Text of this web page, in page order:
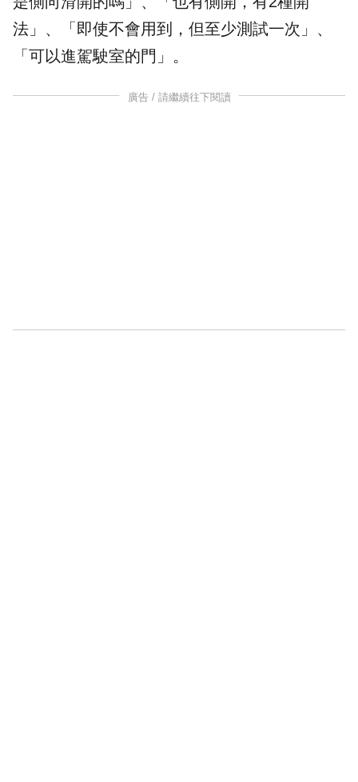
法」、「即使不會用到，但至少測試一次」、
「可以進駕駛室的門」。
廣告 / 請繼續往下閱讀